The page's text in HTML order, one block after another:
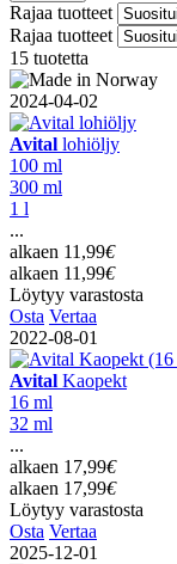
Rajaa tuotteet
Rajaa tuotteet
15 tuotetta
2024-04-02
Avital lohiöljy
100 ml
300 ml
1 l
...
alkaen 11,99€
alkaen 11,99€
Löytyy varastosta
Osta Vertaa
2022-08-01
Avital Kaopekt
16 ml
32 ml
...
alkaen 17,99€
alkaen 17,99€
Löytyy varastosta
Osta Vertaa
2025-12-01